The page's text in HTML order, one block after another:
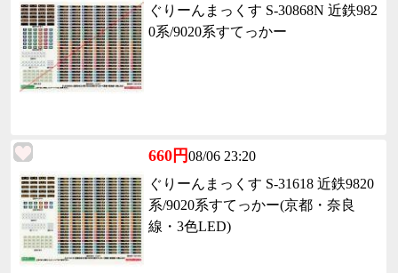
ぐりーんまっくす S-30868N 近鉄982
0系/9020系すてっかー
660円08/06 23:20
ぐりーんまっくす S-31618 近鉄9820
系/9020系すてっかー(京都・奈良
線・3色LED)